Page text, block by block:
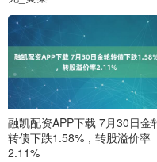
融凯配资APP下载 7月30日金
转债下跌1.58%，转股溢价率
2.11%